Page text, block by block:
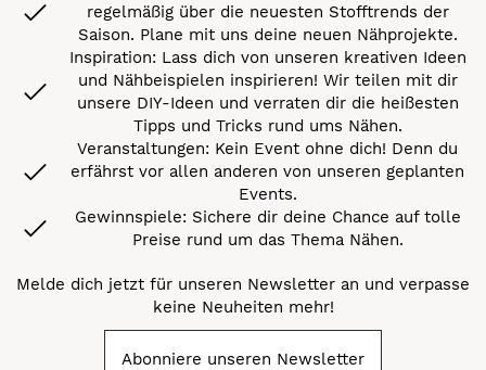
regelmäßig über die neuesten Stofftrends der
Saison. Plane mit uns deine neuen Nähprojekte.
Inspiration: Lass dich von unseren kreativen Ideen
und Nähbeispielen inspirieren! Wir teilen mit dir
unsere DIY-Ideen und verraten dir die heißesten
Tipps und Tricks rund ums Nähen.
Veranstaltungen: Kein Event ohne dich! Denn du
erfährst vor allen anderen von unseren geplanten
Events.
Gewinnspiele: Sichere dir deine Chance auf tolle
Preise rund um das Thema Nähen.
Melde dich jetzt für unseren Newsletter an und verpasse
keine Neuheiten mehr!
Abonniere unseren Newsletter